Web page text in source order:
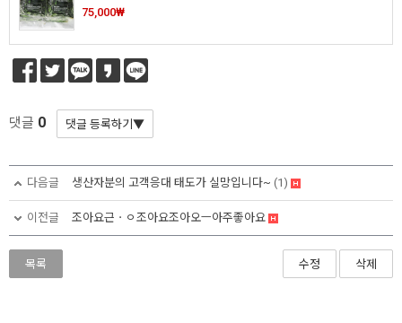
75,000₩
댓글 0
다음글 생산자분의 고객응대 태도가 실망입니다~ (1)
이전글 조아요근ㆍㅇ조아요조아오ㅡ아주좋아요
목록 수정 삭제